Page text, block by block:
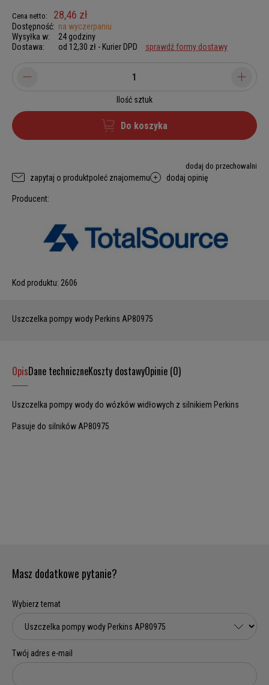
Cena netto: 28,46 zł
Dostępność: na wyczerpaniu
Wysyłka w:
24 godziny
Dostawa:
od 12,30 zł - Kurier DPD sprawdź formy dostawy
Ilość sztuk
Do koszyka
dodaj do przechowalni
zapytaj o produktpoleć znajomemu dodaj opinię
Producent:
Kod produktu: 2606
Uszczelka pompy wody Perkins AP80975
OpisDane techniczneKoszty dostawyOpinie (0)
Uszczelka pompy wody do wózków widłowych z silnikiem Perkins
Pasuje do silników AP80975
Masz dodatkowe pytanie?